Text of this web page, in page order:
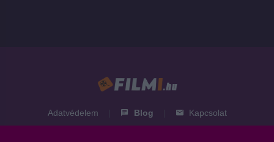
Adatvédelem Blog Kapcsolat